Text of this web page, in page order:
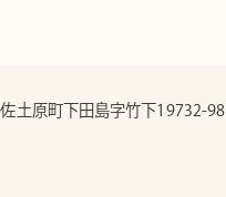
土原町下田島字竹下19732-98